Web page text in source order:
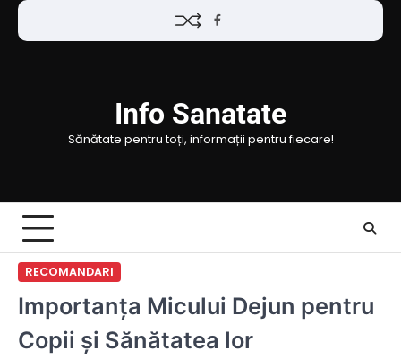
Skip
Facebook
Info Sanatate
Sănătate pentru toți, informații pentru fiecare!
RECOMANDARI
Importanța Micului Dejun pentru
Copii și Sănătatea lor